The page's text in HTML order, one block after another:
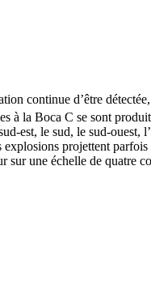
continue d’être
à la Boca C se sont
est, le sud, le sud-ouest,
projettent
sur une échelle de quatre